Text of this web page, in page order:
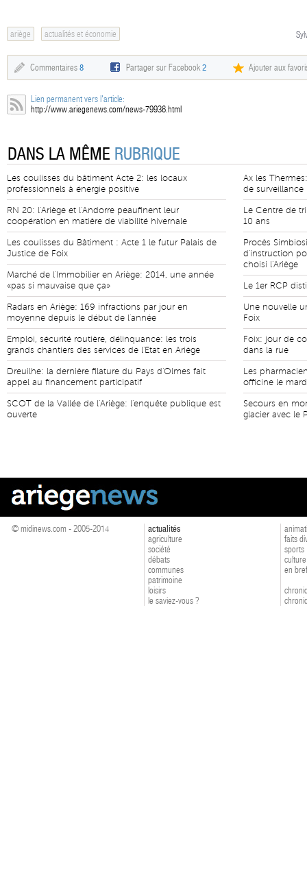
ariège actualités et économie
Commentaires 8 Partager sur Facebook2 Ajouter aux
Lien permanent vers l'article:
http://www.ariegenews.com/news-79936.html
DANS LA MÊME RUBRIQUE
Les coulisses du bâtiment Acte 2: les locaux
professionnels à énergie positive
RN 20: l'Ariège et l'Andorre peaufinent leur
coopération en matière de viabilité hivernale
Les coulisses du Bâtiment : Acte 1 le futur Palais de
Justice de Foix
Marché de l'Immobilier en Ariège: 2014, une année
«pas si mauvaise que ça»
Radars en Ariège: 169 infractions par jour en
moyenne depuis le début de l'année
Emploi, sécurité routière, délinquance: les trois
grands chantiers des services de l'Etat en Ariège
Dreuilhe: la dernière filature du Pays d'Olmes fait
appel au financement participatif
SCOT de la Vallée de l'Ariège: l'enquête publique est
ouverte
Ax les
de surveillance
Le Centre de
10 ans
Procès
d'instruction
choisi l'Ariège
Le 1er RCP
Une nouvelle
Foix
Foix: jour de
dans la rue
Les
officine le
Secours en
glacier avec le
© midinews.com - 2005-2014
actualités
agriculture
société
débats
communes
patrimoine
loisirs
le saviez-vous ?
faits
sports
culture
en bref